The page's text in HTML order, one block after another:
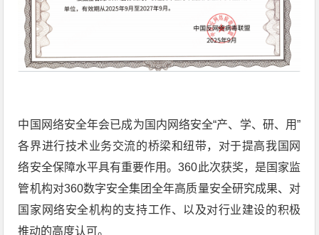
中国网络安全年会已成为国内网络安全“产、学、研、用”
各界进行技术业务交流的桥梁和纽带，对于提高我国网
络安全保障水平具有重要作用。360此次获奖，是国家监
管机构对360数字安全集团全年高质量安全研究成果、对
国家网络安全机构的支持工作、以及对行业建设的积极
推动的高度认可。